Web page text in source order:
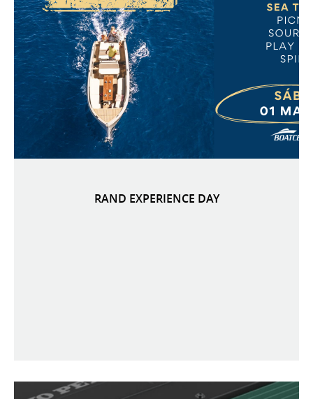
RAND EXPERIENCE DAY